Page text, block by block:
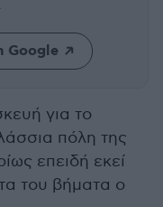
Google
για το
πόλη της
επειδή εκεί
του βήματα ο